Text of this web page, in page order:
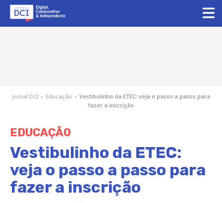
Jornal DCI › Educação › Vestibulinho da ETEC: veja o passo a passo para
fazer a inscrição
EDUCAÇÃO
Vestibulinho da ETEC:
veja o passo a passo para
fazer a inscrição